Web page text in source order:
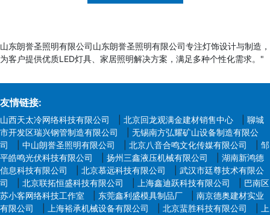
山东朗誉圣照明有限公司山东朗誉圣照明有限公司专注灯饰设计与制造，
为客户提供优质LED灯具、家居照明解决方案，满足多种个性化需求。"
友情链接:
山西天太冷网络科技有限公司 北京回龙观满金建材销售中心
聊城
市开发区瑞兴钢管制造有限公司
无锡南方弘耀矿山设备制造有限公
司
中山朗誉圣照明有限公司 北京八音合鸣文化传媒有限公司
邹
平皓鸣光伏科技有限公司
扬州三鑫液压机械有限公司
湖南新鸿德
信息科技有限公司
北京慕远科技有限公司
武汉市廷尊技术有限公
司
北京联拓恒盛科技有限公司 上海鑫迪跃科技有限公司
巴南区
苏小客网络科技工作室
东莞鑫利盛模具制品厂
南京德奥建材实业
有限公司
上海裕承机械设备有限公司 北京蜚胜科技有限公司
上